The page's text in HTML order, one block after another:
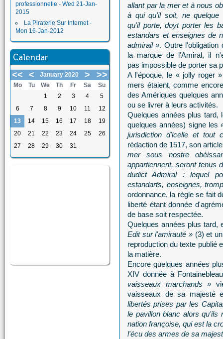
professionnelle - Wed 21-Jan-
2015
La Piraterie Sur Internet -
Mon 16-Jan-2012
Calendar
<< < January 2020 > >>
Mo Tu We Th Fr Sa
Su
1
2 3 4
5
6
7 8 9 10 11
12
13
14 15 16 17 18
19
20
21 22 23 24 25
26
27
28 29 30 31
allant par la mer et à nous
à qui qu'il soit, ne quelque
qu'il porte, doyt porter les
estandars et enseignes de
admirail ». Outre l'obligation
la marque de l'Amiral, il
pas impossible de porter sa
A l'époque, le « jolly roger
mers étaient, comme
des Amériques quelques
ou se livrer à leurs activités.
Quelques années plus
quelques années) signe les
jurisdiction d'icelle et tout
rédaction de 1517, son
mer sous nostre
appartiennent, seront tenus
dudict Admiral : lequel
estandarts, enseignes,
ordonnance, la règle se fait
liberté étant donnée
de base soit respectée.
Quelques années plus
Edit sur l'amirauté »(3) et un
reproduction du texte publié
la matière.
Encore quelques années
XIV donnée à
vaisseaux marchands »
vaisseaux de sa majesté
libertés prises par les
le pavillon blanc alors qu'ils
nation françoise, qui est la
l'écu des armes de sa